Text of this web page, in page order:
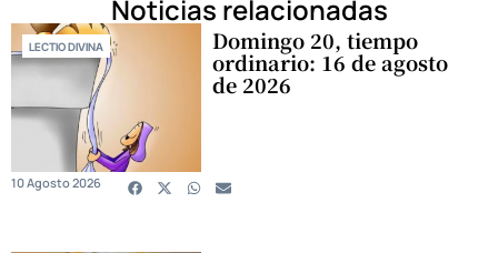
Noticias relacionadas
LECTIO DIVINA Domingo 20, tiempo
ordinario: 16 de agosto
de 2026
10 Agosto 2026